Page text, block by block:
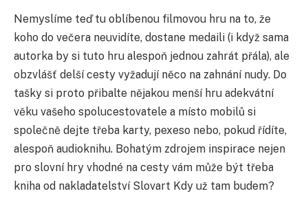
Nemyslíme teď tu oblíbenou filmovou hru na to, že
koho do večera neuvidíte, dostane medaili (i když sama
autorka by si tuto hru alespoň jednou zahrát přála), ale
obzvlášť delší cesty vyžadují něco na zahnání nudy. Do
tašky si proto přibalte nějakou menší hru adekvátní
věku vašeho spolucestovatele a místo mobilů si
společně dejte třeba karty, pexeso nebo, pokud řídíte,
alespoň audioknihu. Bohatým zdrojem inspirace nejen
pro slovní hry vhodné na cesty vám může být třeba
kniha od nakladatelství Slovart Kdy už tam budem?